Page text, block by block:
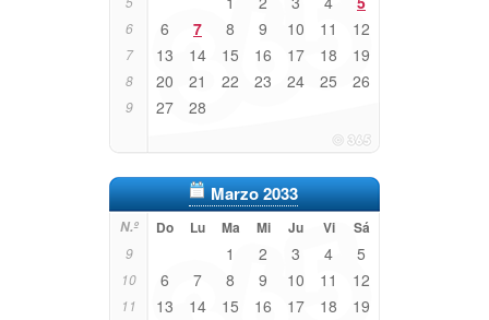
6 6 7 8 9 10 11 12
7 13 14 15 16 17 18 19
8 20 21 22 23 24 25 26
9 27 28
Marzo 2033
N.º Do Lu Ma Mi Ju Vi Sá
9 1 2 3 4 5
10 6 7 8 9 10 11 12
11 13 14 15 16 17 18 19